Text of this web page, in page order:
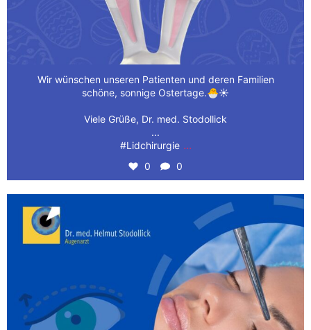
Wir wünschen unseren Patienten und deren Familien
schöne, sonnige Ostertage.🐣☀️
Viele Grüße, Dr. med. Stodollick
...
#Lidchirurgie ...
0 0
👁️ Wir haben aufregende Neuigkeiten für Sie! Ab
1